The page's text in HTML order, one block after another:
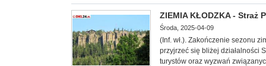
ZIEMIA KŁODZKA - Straż
Środa, 2025-04-09
(Inf. wł.). Zakończenie sezonu
przyjrzeć się bliżej działalności
turystów oraz wyzwań